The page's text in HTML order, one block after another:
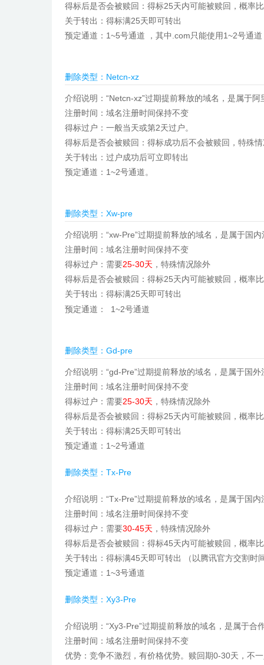
得标后是否会被赎回：得标25天内可能被赎回，概率
关于转出：得标满25天即可转出
预定通道：1~5号通道 ，其中.com只能使用1~2号通道
删除类型：Netcn-xz
介绍说明：“Netcn-xz”过期提前释放的域名，是属于
注册时间：域名注册时间保持不变
得标过户：一般当天或第2天过户。
得标后是否会被赎回：得标成功后不会被赎回，特殊
关于转出： 过户成功后可立即转出
预定通道： 1~2号通道。
删除类型：Xw-pre
介绍说明：“xw-Pre”过期提前释放的域名，是属于国
注册时间：域名注册时间保持不变
得标过户：需要25-30天 ，特殊情况除外
得标后是否会被赎回：得标25天内可能被赎回，概率
关于转出：得标满25天即可转出
预定通道：
1~2号通道
删除类型：Gd-pre
介绍说明：“gd-Pre”过期提前释放的域名，是属于国
注册时间：域名注册时间保持不变
得标过户：需要25-30天 ，特殊情况除外
得标后是否会被赎回：得标25天内可能被赎回，概率
关于转出：得标满25天即可转出
预定通道：1~2号通道
删除类型：Tx-Pre
介绍说明：“Tx-Pre”过期提前释放的域名，是属于国
注册时间：域名注册时间保持不变
得标过户：需要30-45天 ，特殊情况除外
得标后是否会被赎回：得标45天内可能被赎回，概率
关于转出：得标满45天即可转出 （以腾讯官方交割
预定通道： 1~3号通道
删除类型：Xy3-Pre
介绍说明：“Xy3-Pre”过期提前释放的域名，是属于
注册时间：域名注册时间保持不变
优势：竞争不激烈，有价格优势。赎回期0-30天，不